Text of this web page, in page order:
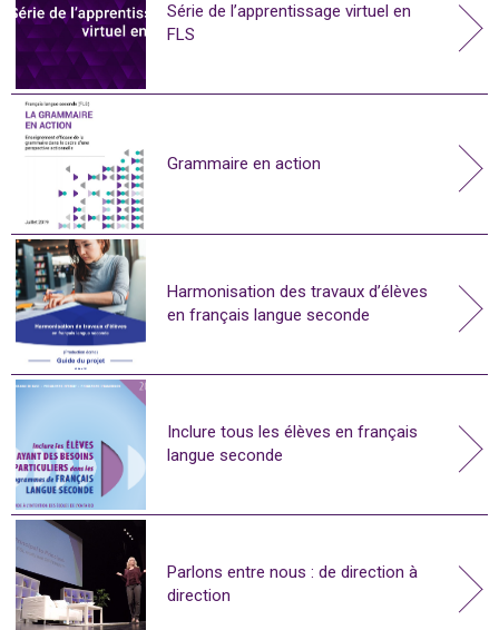
Série de l’apprentissage virtuel en
FLS
Grammaire en action
Harmonisation des travaux d’élèves
en français langue seconde
Inclure tous les élèves en français
langue seconde
Parlons entre nous : de direction à
direction